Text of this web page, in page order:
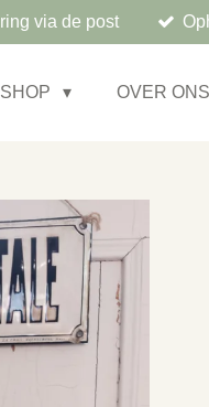
via de post
OVER ONS